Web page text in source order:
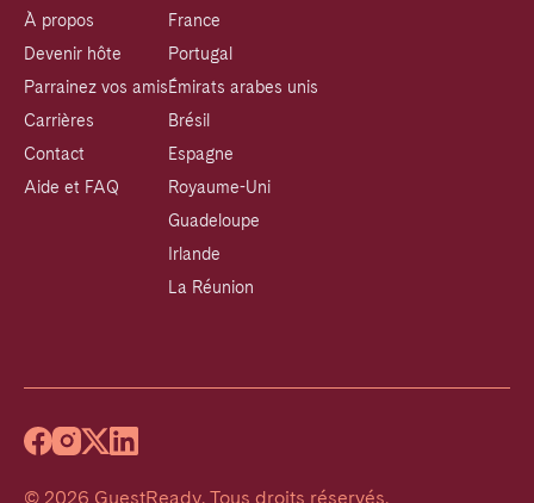
À propos
Devenir hôte
Parrainez vos amis
Carrières
Contact
Aide et FAQ
France
Portugal
Émirats arabes unis
Brésil
Espagne
Royaume-Uni
Guadeloupe
Irlande
La Réunion
© 2026 GuestReady. Tous droits réservés.